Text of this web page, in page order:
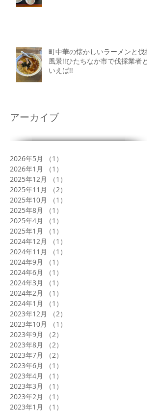
アーカイブ
町中華の懐かしいラーメンと伐採
風景!!ひたちなか市で伐採業者と
いえば!!
2026年5月 （1）
2026年1月
（1）
2025年12月
（1）
2025年11月
（2）
2025年10月
（1）
2025年8月
（1）
2025年4月
（1）
2025年1月
（1）
2024年12月
（1）
2024年11月
（1）
2024年9月
（1）
2024年6月
（1）
2024年3月
（1）
2024年2月
（1）
2024年1月
（1）
2023年12月
（2）
2023年10月
（1）
2023年9月
（2）
2023年8月
（2）
2023年7月
（2）
2023年6月
（1）
2023年4月
（1）
2023年3月
（1）
2023年2月
（1）
2023年1月
（1）